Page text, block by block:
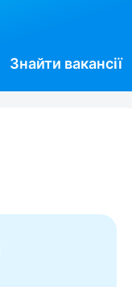
Знайти вакансії